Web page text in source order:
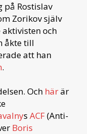
på Rostislav
Zorikov själv
och
åkte till
att han
.
Och härär
s ACF(Anti-
Boris